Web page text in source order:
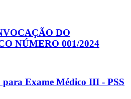
DO
NÚMERO 001/2024
Exame Médico III - PSS